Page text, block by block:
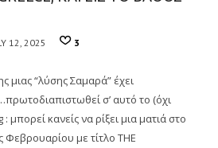
12, 2025 3
μιας “λύσης Σαμαρά” έχει
σ’ αυτό το (όχι
μπορεί κανείς να ρίξει μια ματιά στο
Φεβρουαρίου με τίτλο THE